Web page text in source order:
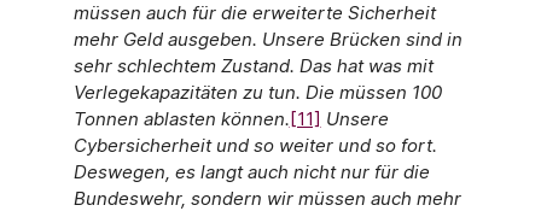
müssen auch für die erweiterte Sicherheit
mehr Geld ausgeben. Unsere Brücken sind in
sehr schlechtem Zustand. Das hat was mit
Verlegekapazitäten zu tun. Die müssen 100
Tonnen ablasten können.[11] Unsere
Cybersicherheit und so weiter und so fort.
Deswegen, es langt auch nicht nur für die
Bundeswehr, sondern wir müssen auch mehr